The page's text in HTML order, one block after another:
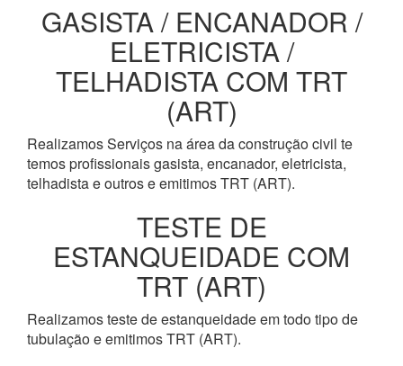
GASISTA / ENCANADOR /
ELETRICISTA /
TELHADISTA COM TRT
(ART)
Realizamos Serviços na área da construção civil te
temos profissionais gasista, encanador, eletricista,
telhadista e outros e emitimos TRT (ART).
TESTE DE
ESTANQUEIDADE COM
TRT (ART)
Realizamos teste de estanqueidade em todo tipo de
tubulação e emitimos TRT (ART).